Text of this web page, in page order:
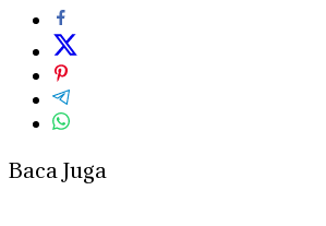
Baca Juga